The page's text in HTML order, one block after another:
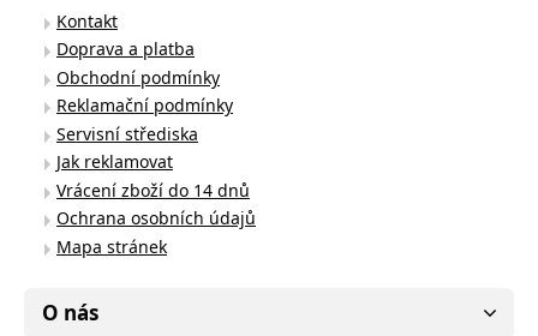
Kontakt
Doprava a platba
Obchodní podmínky
Reklamační podmínky
Servisní střediska
Jak reklamovat
Vrácení zboží do 14 dnů
Ochrana osobních údajů
Mapa stránek
O nás